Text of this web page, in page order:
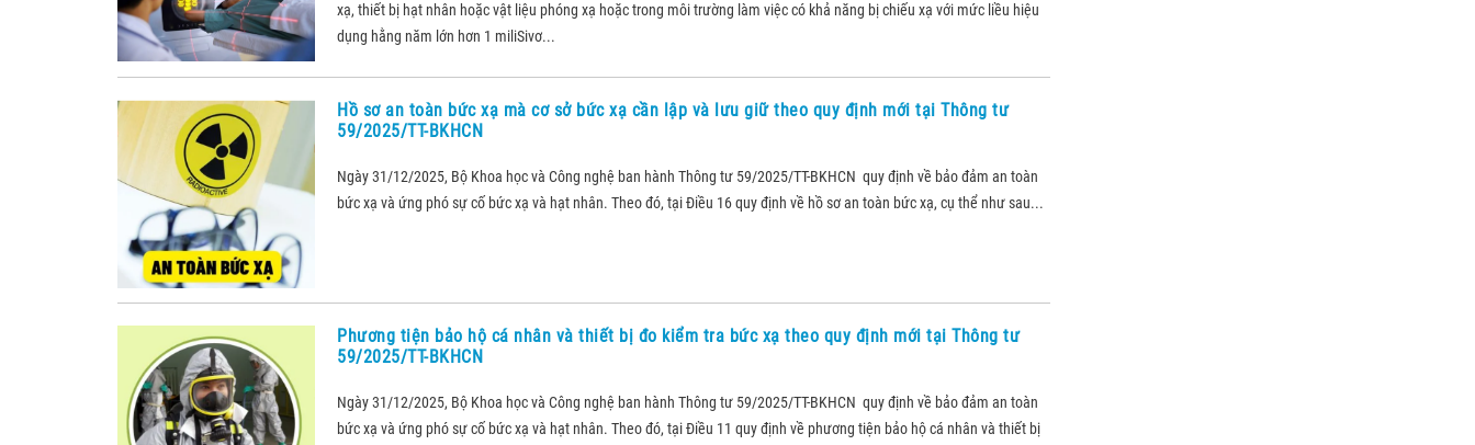
xạ, thiết bị hạt nhân hoặc vật liệu phóng xạ hoặc trong môi trường làm việc có khả năng bị chiếu xạ với mức liều hiệu
dụng hằng năm lớn hơn 1 miliSivơ...
Hồ sơ an toàn bức xạ mà cơ sở bức xạ cần lập và lưu giữ theo quy định mới tại Thông tư
59/2025/TT-BKHCN
Ngày 31/12/2025, Bộ Khoa học và Công nghệ ban hành Thông tư 59/2025/TT-BKHCN quy định về bảo đảm an toàn
bức xạ và ứng phó sự cố bức xạ và hạt nhân. Theo đó, tại Điều 16 quy định về hồ sơ an toàn bức xạ, cụ thể như sau...
Phương tiện bảo hộ cá nhân và thiết bị đo kiểm tra bức xạ theo quy định mới tại Thông tư
59/2025/TT-BKHCN
Ngày 31/12/2025, Bộ Khoa học và Công nghệ ban hành Thông tư 59/2025/TT-BKHCN quy định về bảo đảm an toàn
bức xạ và ứng phó sự cố bức xạ và hạt nhân. Theo đó, tại Điều 11 quy định về phương tiện bảo hộ cá nhân và thiết bị